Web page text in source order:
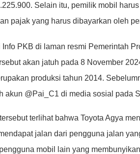
Selain itu, pemilik mobil
pajak yang harus dibayarkan oleh
Info PKB di laman resmi Pemerintah
akan jatuh pada 8 November
produksi tahun 2014.
akun @Pai_C1 di media sosial pada
terlihat bahwa Toyota Agya
jalan dari pengguna jalan
mobil lain yang